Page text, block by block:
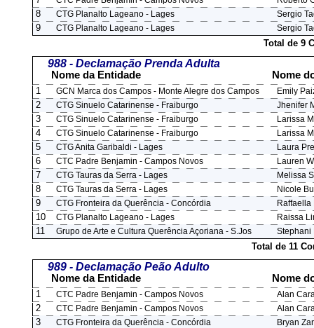
Sergio
8
CTG Planalto Lageano - Lages
Sergio
9 CTG Planalto Lageano - Lages
Total de 9
Nome da Entidade Nome
988 - Declamação Prenda Adulta
Emily
1
GCN Marca dos Campos - Monte Alegre dos Campos
Jhenifer
2
CTG Sinuelo Catarinense - Fraiburgo
Larissa
3
CTG Sinuelo Catarinense - Fraiburgo
Larissa
4
CTG Sinuelo Catarinense - Fraiburgo
Laura
5
CTG Anita Garibaldi - Lages
Lauren
6
CTC Padre Benjamin - Campos Novos
Melissa
7
CTG Tauras da Serra - Lages
Nicole
8
CTG Tauras da Serra - Lages
Raffaella
9
CTG Fronteira da Querência - Concórdia
Raissa
10
CTG Planalto Lageano - Lages
Stephani
11 Grupo de Arte e Cultura Querência Açoriana - S.Jos
Total de 11
Nome da Entidade Nome
989 - Declamação Peão Adulto
Alan
1
CTC Padre Benjamin - Campos Novos
Alan
2
CTC Padre Benjamin - Campos Novos
Bryan
3
CTG Fronteira da Querência - Concórdia